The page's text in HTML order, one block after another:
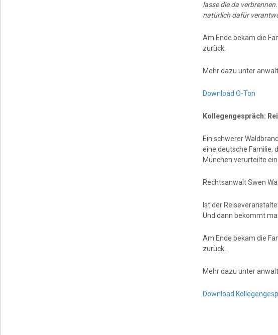
lasse die da
natürlich dafür
Am Ende bekam die
zurück.
Mehr dazu unter
Download O-Ton
Kollegengespräch:
Ein schwerer
eine deutsche Familie,
München verurteilte
Rechtsanwalt Swen
Ist der
Und dann bekommt
Am Ende bekam die
zurück.
Mehr dazu unter
Download